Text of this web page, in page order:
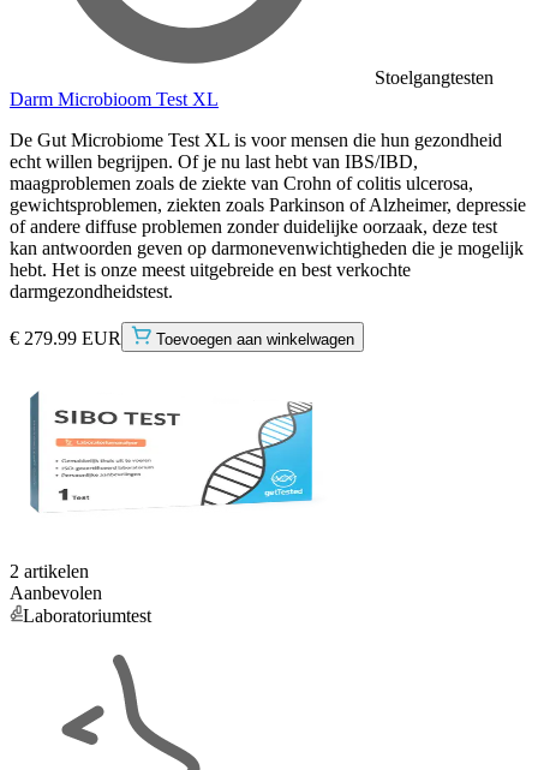
Stoelgangtesten
Darm Microbioom Test XL
De Gut Microbiome Test XL is voor mensen die hun gezondheid
echt willen begrijpen. Of je nu last hebt van IBS/IBD,
maagproblemen zoals de ziekte van Crohn of colitis ulcerosa,
gewichtsproblemen, ziekten zoals Parkinson of Alzheimer, depressie
of andere diffuse problemen zonder duidelijke oorzaak, deze test
kan antwoorden geven op darmonevenwichtigheden die je mogelijk
hebt. Het is onze meest uitgebreide en best verkochte
darmgezondheidstest.
€ 279.99 EUR Toevoegen aan winkelwagen
2 artikelen
Aanbevolen
Laboratoriumtest